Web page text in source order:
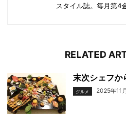
スタイル誌。毎月第4
RELATED
末次シェフか
グルメ 2025年11